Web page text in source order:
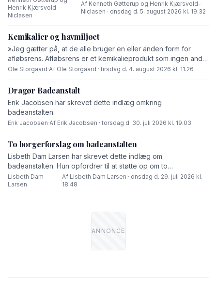
Henrik Kjærsvold-
Niclasen
·
Af Kenneth Gøtterup og Henrik Kjærsvold-
Niclasen · onsdag d. 5. august 2026 kl. 19.32
Kemikalier og havmiljøet
»Jeg gætter på, at de alle bruger en eller anden form for
afløbsrens. Afløbsrens er et kemikalieprodukt som ingen andre
end fabrikanten ved hvad består af,« skriver Ole Storgaard i
Ole Storgaard·Af Ole Storgaard · tirsdag d. 4. august 2026 kl. 11.26
Dragør Badeanstalt
Erik Jacobsen har skrevet dette indlæg omkring
badeanstalten.
Erik Jacobsen·Af Erik Jacobsen · torsdag d. 30. juli 2026 kl. 19.03
To borgerforslag om badeanstalten
Lisbeth Dam Larsen har skrevet dette indlæg om
badeanstalten. Hun opfordrer til at støtte op om to
borgerforslag.
Lisbeth Dam
Larsen
·
Af Lisbeth Dam Larsen · onsdag d. 29. juli 2026 kl.
18.48